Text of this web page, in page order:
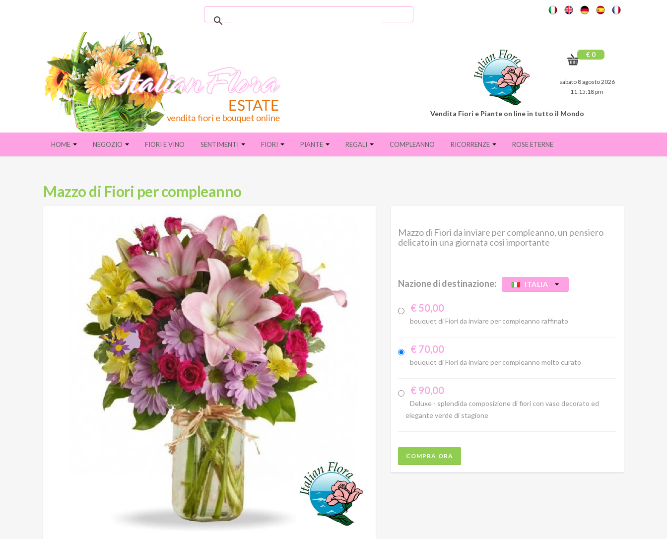
€ 0
sabato 8 agosto 2026
11:15:19 pm
Vendita Fiori e Piante on line in tutto il Mondo
HOME NEGOZIO FIORI E VINO SENTIMENTI FIORI PIANTE REGALI COMPLEANNO RICORRENZE ROSE ETERNE
Mazzo di Fiori per compleanno
Mazzo di Fiori da inviare per compleanno, un pensiero
delicato in una giornata così importante
Nazione di destinazione: ITALIA
€ 50,00
bouquet di Fiori da inviare per compleanno raffinato
€ 70,00
bouquet di Fiori da inviare per compleanno molto curato
€ 90,00
Deluxe - splendida composizione di fiori con vaso decorato ed
elegante verde di stagione
COMPRA ORA